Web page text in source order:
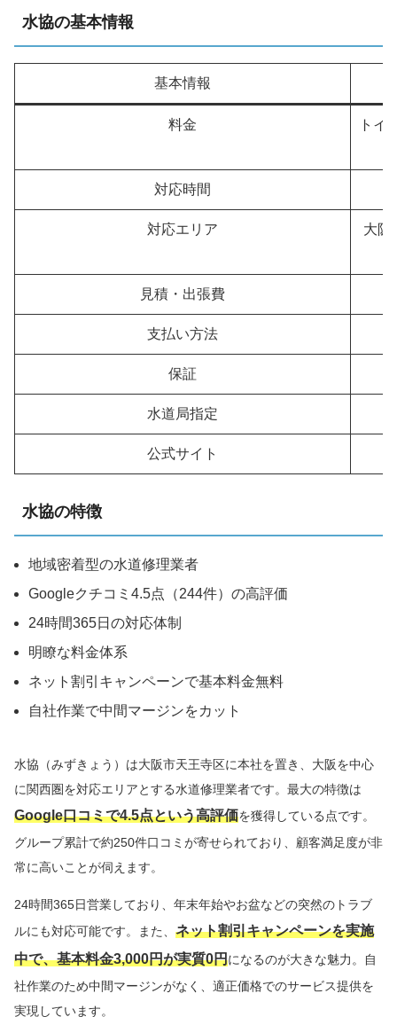
水協の基本情報
基本情報
料金 トイ
対応時間
対応エリア 大阪
見積・出張費
支払い方法
保証
水道局指定
公式サイト
水協の特徴
地域密着型の水道修理業者
Googleクチコミ4.5点（244件）の高評価
24時間365日の対応体制
明瞭な料金体系
ネット割引キャンペーンで基本料金無料
自社作業で中間マージンをカット
水協（みずきょう）は大阪市天王寺区に本社を置き、大阪を中心
に関西圏を対応エリアとする水道修理業者です。最大の特徴は
Google口コミで4.5点という高評価を獲得している点です。
グループ累計で約250件口コミが寄せられており、顧客満足度が非
常に高いことが伺えます。
24時間365日営業しており、年末年始やお盆などの突然のトラブ
ルにも対応可能です。また、 ネット割引キャンペーンを実施
中で、基本料金3,000円が実質0円になるのが大きな魅力。自
社作業のため中間マージンがなく、適正価格でのサービス提供を
実現しています。